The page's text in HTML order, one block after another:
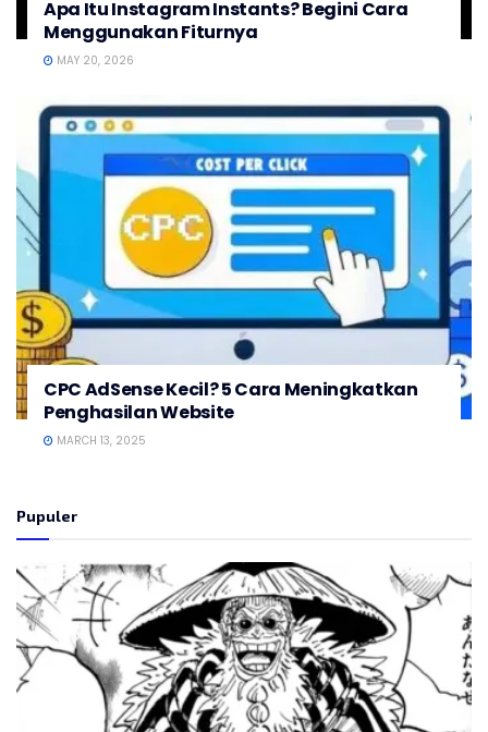
Apa Itu Instagram Instants? Begini Cara
Menggunakan Fiturnya
MAY 20, 2026
CPC AdSense Kecil? 5 Cara Meningkatkan
Penghasilan Website
MARCH 13, 2025
Pupuler